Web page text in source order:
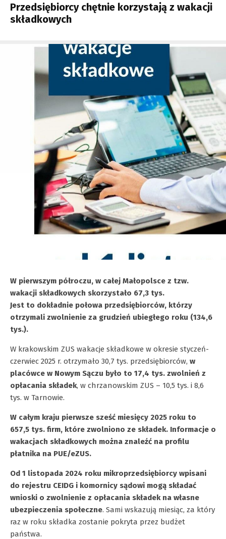
Przedsiębiorcy chętnie korzystają z wakacji
składkowych
W pierwszym półroczu, w całej Małopolsce z tzw.
wakacji składkowych skorzystało 67,3 tys.
Jest to dokładnie połowa przedsiębiorców, którzy
otrzymali zwolnienie za grudzień ubiegłego roku (134,6
tys.).
W krakowskim ZUS wakacje składkowe w okresie styczeń-
czerwiec 2025 r. otrzymało 30,7 tys. przedsiębiorców, w
placówce w Nowym Sączu było to 17,4 tys. zwolnień z
opłacania składek, w chrzanowskim ZUS – 10,5 tys. i 8,6
tys. w Tarnowie.
W całym kraju pierwsze sześć miesięcy 2025 roku to
657,5 tys. firm, które zwolniono ze składek. Informacje o
wakacjach składkowych można znaleźć na profilu
płatnika na PUE/eZUS.
Od 1 listopada 2024 roku mikroprzedsiębiorcy wpisani
do rejestru CEIDG i komornicy sądowi mogą składać
wnioski o zwolnienie z opłacania składek na własne
ubezpieczenia społeczne. Sami wskazują miesiąc, za który
raz w roku składka zostanie pokryta przez budżet
państwa.